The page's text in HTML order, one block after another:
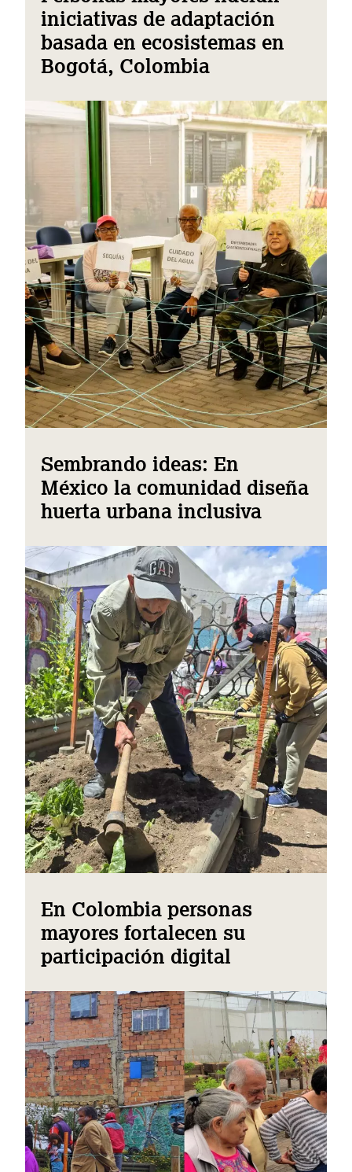
iniciativas de adaptación
basada en ecosistemas en
Bogotá, Colombia
Sembrando ideas: En
México la comunidad diseña
huerta urbana inclusiva
En Colombia personas
mayores fortalecen su
participación digital